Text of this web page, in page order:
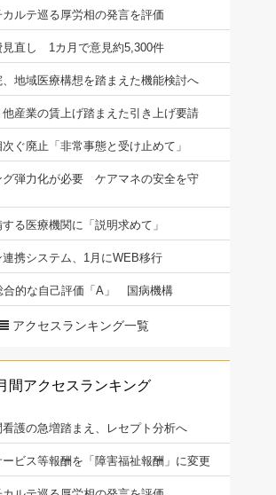
カルテ巡る厚労相の発言を評価
見直し 1カ月で意見約5,300件
、地域医療構想を踏まえた機能検討へ
産業の賃上げ踏まえた引き上げ要請
ぐ廃止「非常事態と受け止めて」
グ弾力化が必要 ケアマネの安全を守
る医療機関に「説明求めて」
携システム、1月にWEB移行
合的な自己評価「A」 国病機構
アクセスランキング一覧
間アクセスランキング
護の急増踏まえ、レセプト分析へ
ビス等報酬を「障害福祉報酬」に変更